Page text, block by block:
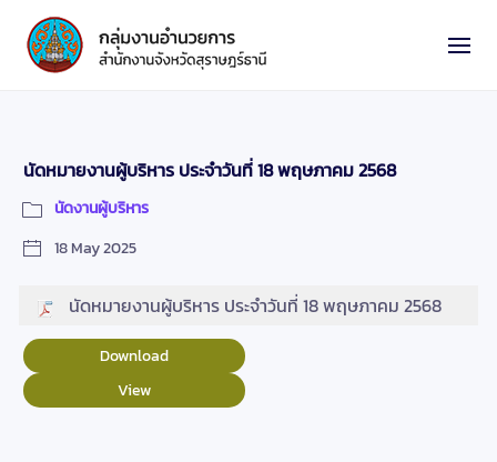
นัดหมายงานผู้บริหาร ประจำวันที่ 18 พฤษภาคม 2568
นัดงานผู้บริหาร
18 May 2025
นัดหมายงานผู้บริหาร ประจำวันที่ 18 พฤษภาคม 2568
Download
View